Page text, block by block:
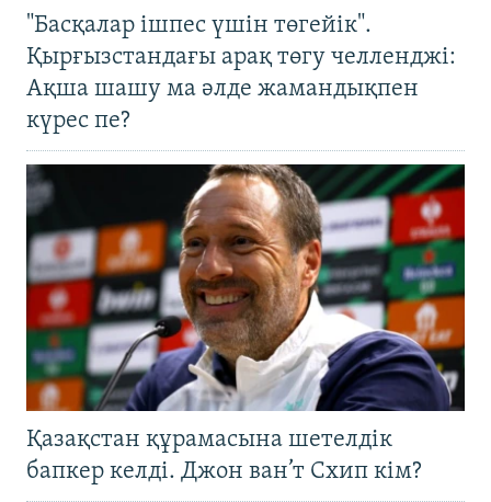
"Басқалар ішпес үшін төгейік".
Қырғызстандағы арақ төгу челленджі:
Ақша шашу ма әлде жамандықпен
күрес пе?
Қазақстан құрамасына шетелдік
бапкер келді. Джон ван’т Схип кім?